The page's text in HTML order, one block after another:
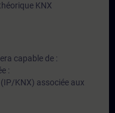
KNX
capable de :
:
KNX) associée aux